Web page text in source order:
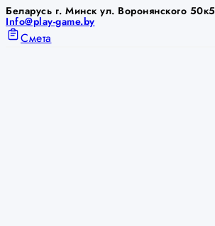
Беларусь г. Минск ул. Воронянского 50к5
Info@play-game.by
Смета